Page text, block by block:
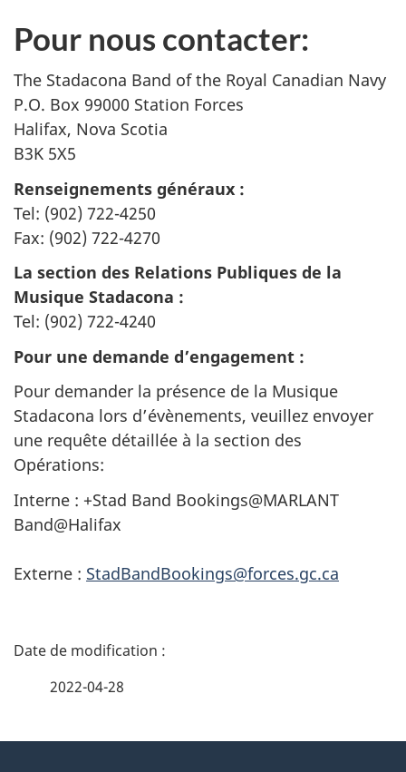
Pour nous contacter:
The Stadacona Band of the Royal Canadian Navy
P.O. Box 99000 Station Forces
Halifax, Nova Scotia
B3K 5X5
Renseignements généraux :
Tel: (902) 722-4250
Fax: (902) 722-4270
La section des Relations Publiques de la
Musique Stadacona :
Tel: (902) 722-4240
Pour une demande d’engagement :
Pour demander la présence de la Musique
Stadacona lors d’évènements, veuillez envoyer
une requête détaillée à la section des
Opérations:
Interne : +Stad Band Bookings@MARLANT
Band@Halifax
Externe : StadBandBookings@forces.gc.ca
D
2022-04-28